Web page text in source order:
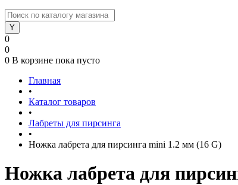
0
0
0 В корзине пока пусто
Главная
•
Каталог товаров
•
Лабреты для пирсинга
•
Ножка лабрета для пирсинга mini 1.2 мм (16 G)
Ножка лабрета для